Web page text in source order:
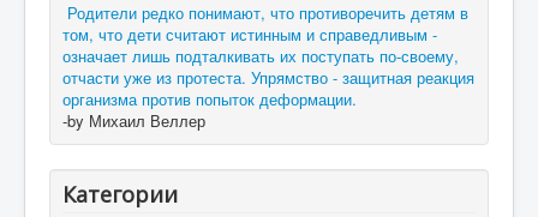
Родители редко понимают, что противоречить детям в
том, что дети считают истинным и справедливым -
означает лишь подталкивать их поступать по-своему,
отчасти уже из протеста. Упрямство - защитная реакция
организма против попыток деформации.
-by Михаил Веллер
Категории